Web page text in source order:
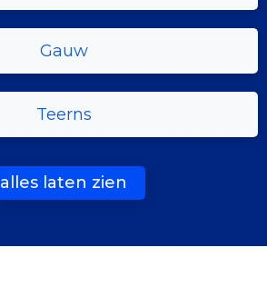
Gauw
Teerns
alles laten zien